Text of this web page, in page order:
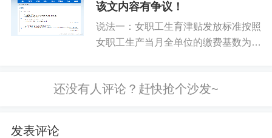
该文内容有争议！
说法一：女职工生育津贴发放标准按照
女职工生产当月全单位的缴费基数为
平均工资，因为2023年1-3月执行的是
发表评论